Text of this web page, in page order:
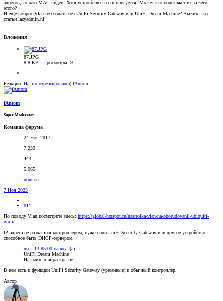
адресов, только MAC виден. Хотя устройство в сети пингуется. Может кто подскажет из-за чего
этого?
И еще вопрос Vlan не создать без UniFi Security Gateway или UniFi Dream Machine? Вычитал из
статьи lazyadmin.nl
Вложения
87.JPG
8,8 KB · Просмотры: 9
Реакции: На это отреагировал(а) fAntom
fAntom
Super Moderator
Команда форума
24 Ноя 2017
7.239
443
5.065
ubnt.su
7 Ноя 2023
#11
По поводу Vlan посмотрите здесь: https://global-hotspot.ru/nastroika-vlan-na-oborudovanii-ubiquiti-
unifi/
IP-адреса не раздаются контроллером, нужен или UniFi Security Gateway или другое устройство
способное быть DHCP-сервером.
user_13-85-00 написал(а):
UniFi Dream Machine
Нажмите для раскрытия...
В нем есть и функции UniFi Security Gateway (урезанные) и обычный контроллер.
Автор